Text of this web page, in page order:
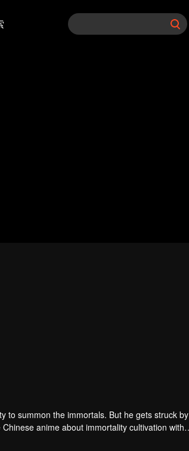
to summon the immortals. But he gets struck by
anime about immortality cultivation with